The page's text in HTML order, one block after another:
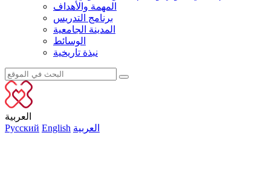
المهمة والأهداف
برنامج التدريس
المدينة الجامعية
الوسائط
نبذة تاريخية
العربية
Русский English العربية